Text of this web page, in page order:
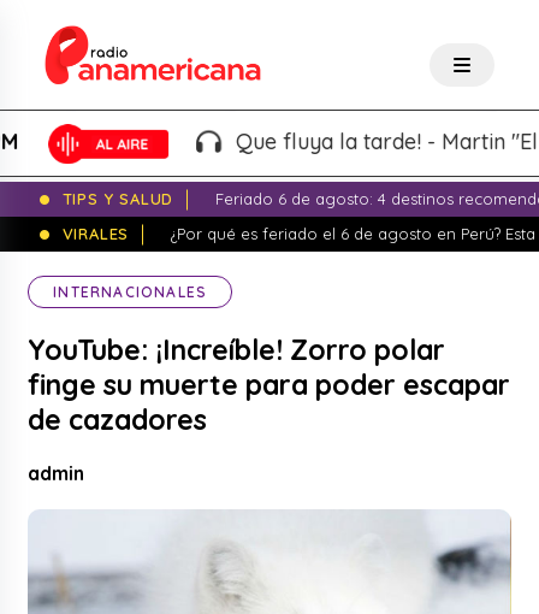
Que fluya la tarde! - Martin "El
TIPS Y SALUD
Feriado 6 de agosto: 4 destinos
VIRALES
¿Por qué es feriado el 6 de agosto en Perú?
INTERNACIONALES
YouTube: ¡Increíble! Zorro polar
finge su muerte para poder escapar
de cazadores
admin